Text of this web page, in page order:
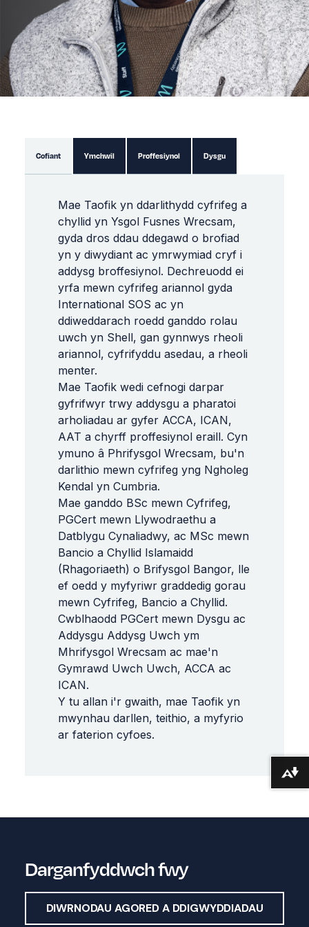
Cofiant Ymchwil Proffesiynol Dysgu
Mae Taofik yn ddarlithydd cyfrifeg a
chyllid yn Ysgol Fusnes Wrecsam,
gyda dros ddau ddegawd o brofiad
yny diwydiant ac ymrwymiad cryf i
addysg broffesiynol. Dechreuodd ei
yrfa mewn cyfrifeg ariannol gyda
International SOS ac yn
ddiweddarach roedd ganddo rolau
uwch yn Shell, gan gynnwys rheoli
ariannol, cyfrifyddu asedau, a rheoli
menter.
Mae Taofik wedi cefnogi darpar
gyfrifwyr trwy addysgu a pharatoi
arholiadau ar gyfer ACCA, ICAN,
AAT a chyrff proffesiynol eraill. Cyn
ymuno â PhrifysgolWrecsam, bu'n
darlithio mewn cyfrifeg yng Ngholeg
Kendal yn Cumbria.
Mae ganddo BSc mewn Cyfrifeg,
PGCert mewn Llywodraethu a
Datblygu Cynaliadwy, ac MSc mewn
Bancio a Chyllid Islamaidd
(Rhagoriaeth) o Brifysgol Bangor, lle
ef oedd y myfyriwr graddedig gorau
mewn Cyfrifeg, Bancio a Chyllid.
Cwblhaodd PGCert mewn Dysgu ac
Addysgu Addysg Uwch ym
Mhrifysgol Wrecsam ac mae'n
Gymrawd Uwch Uwch, ACCA ac
ICAN.
Y tu allan i'r gwaith, mae Taofikyn
mwynhau darllen, teithio, a myfyrio
ar faterion cyfoes.
Darganfyddwch fwy
DIWRNODAU AGORED A DDIGWYDDIADAU
Lawrlwytho fformatau amgen ...